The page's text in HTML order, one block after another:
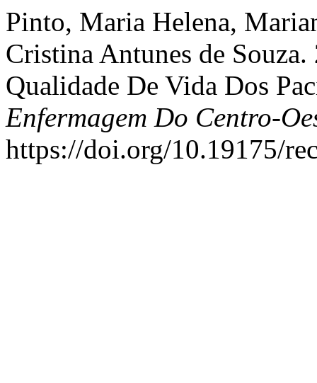
Pinto, Maria Helena,
Cristina Antunes de
Qualidade De Vida Dos
Enfermagem Do Centro-
https://doi.org/10.19175/